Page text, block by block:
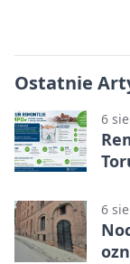
Ostatnie
6
6